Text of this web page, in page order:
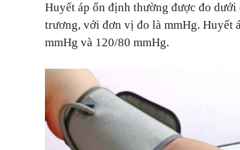
Huyết áp ổn định thường được đo
trương, với đơn vị đo là mmHg. Huyết
mmHg và 120/80 mmHg.